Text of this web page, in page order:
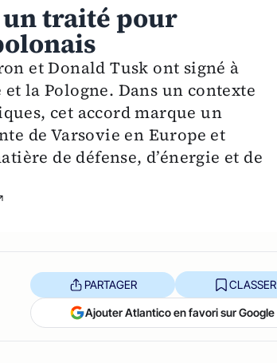
un traité pour
et Donald Tusk ont signé à
la Pologne. Dans un contexte
cet accord marque un
de Varsovie en Europe et
de défense, d’énergie et de
PARTAGER CLASSER
Ajouter Atlantico en favori sur Google